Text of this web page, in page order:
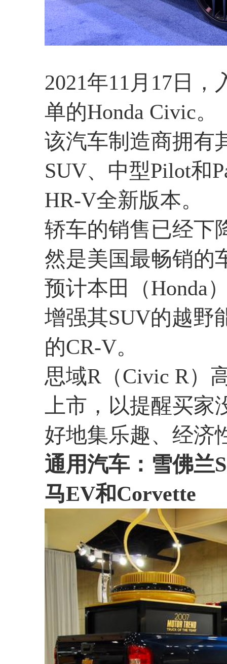
2021年11月17日
单的Honda Civic。
该汽车制造商拥有
SUV、中型Pilot和
HR-V全新版本。
轿车的销售已经下
然是美国最畅销的
预计本田（Honda
增强其SUV的越野
的CR-V。
思域R（Civic R）
上市，以提醒买
好地集乐趣、经济
通用汽车：雪佛兰
马EV和Corvette